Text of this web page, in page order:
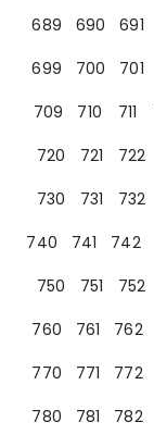
689
690 691
699
700 701
709
710 711
720
721 722
730
731 732
740
741 742
750
751 752
760
761 762
770
771 772
780
781 782